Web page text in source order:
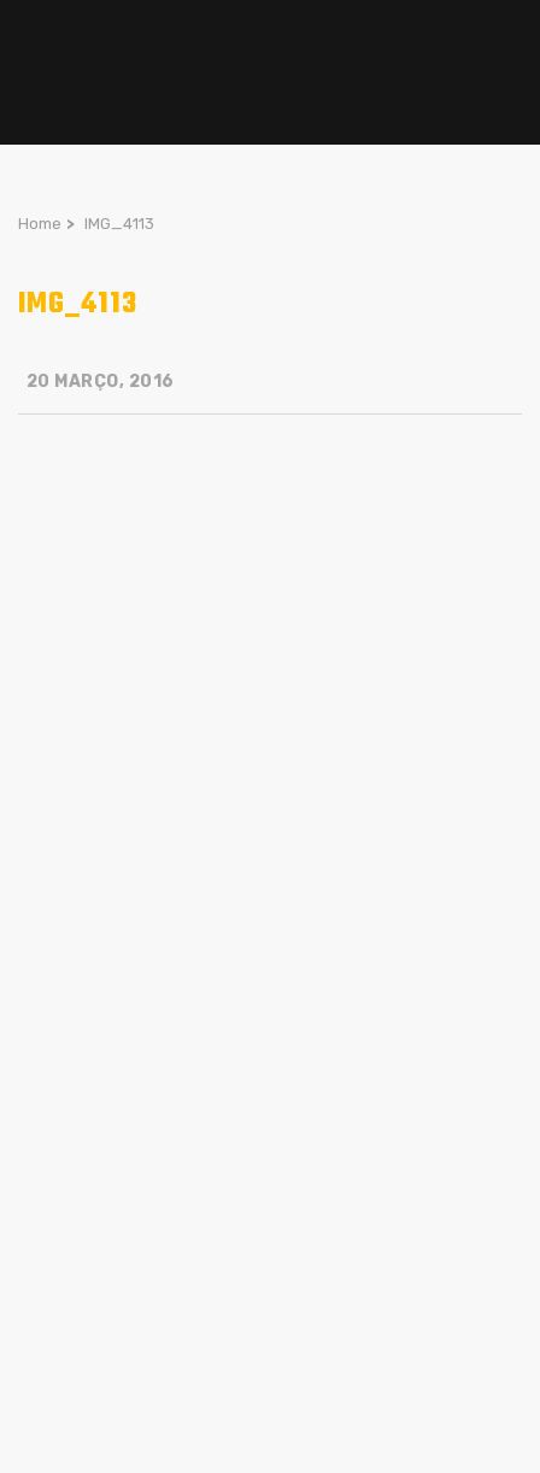
Home > IMG_4113
IMG_4113
20 MARÇO, 2016